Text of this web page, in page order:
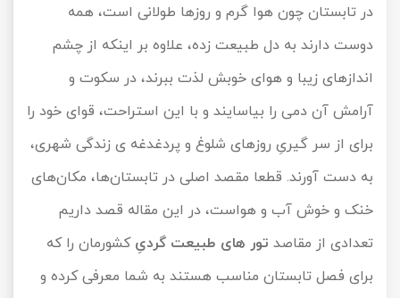
در تابستان چون هوا گرم و روزها طولانی است، همه
دوست دارند به دل طبیعت زده، علاوه بر اینکه از چشم
اندازهای زیبا و هوای خوبش لذت ببرند، در سکوت و
آرامش آن دمی را بیاسایند و با این استراحت، قوای خود را
برای از سر گیریِ روزهای شلوغ و پردغدغه ی زندگی شهری،
به دست آورند. قطعا مقصد اصلی در تابستان‌ها، مکان‌های
خنک و خوش آب و هواست، در این مقاله قصد داریم
تعدادی از مقاصد تور های طبیعت گردیِ کشورمان را که
برای فصل تابستان مناسب هستند به شما معرفی کرده و
تور مرداب سراوان
تور گلستان
تور سوباتان
تور چابهار
تور مرداب هسل
تور کاشان
تور اصفهان